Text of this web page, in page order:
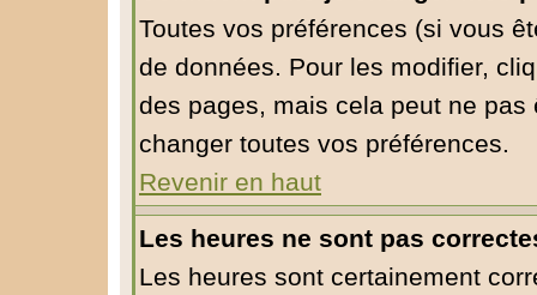
Toutes vos préférences (si vous
de données. Pour les modifier,
des pages, mais cela peut ne
changer toutes vos préférences.
Revenir en haut
Les heures ne sont pas
Les heures sont certainement